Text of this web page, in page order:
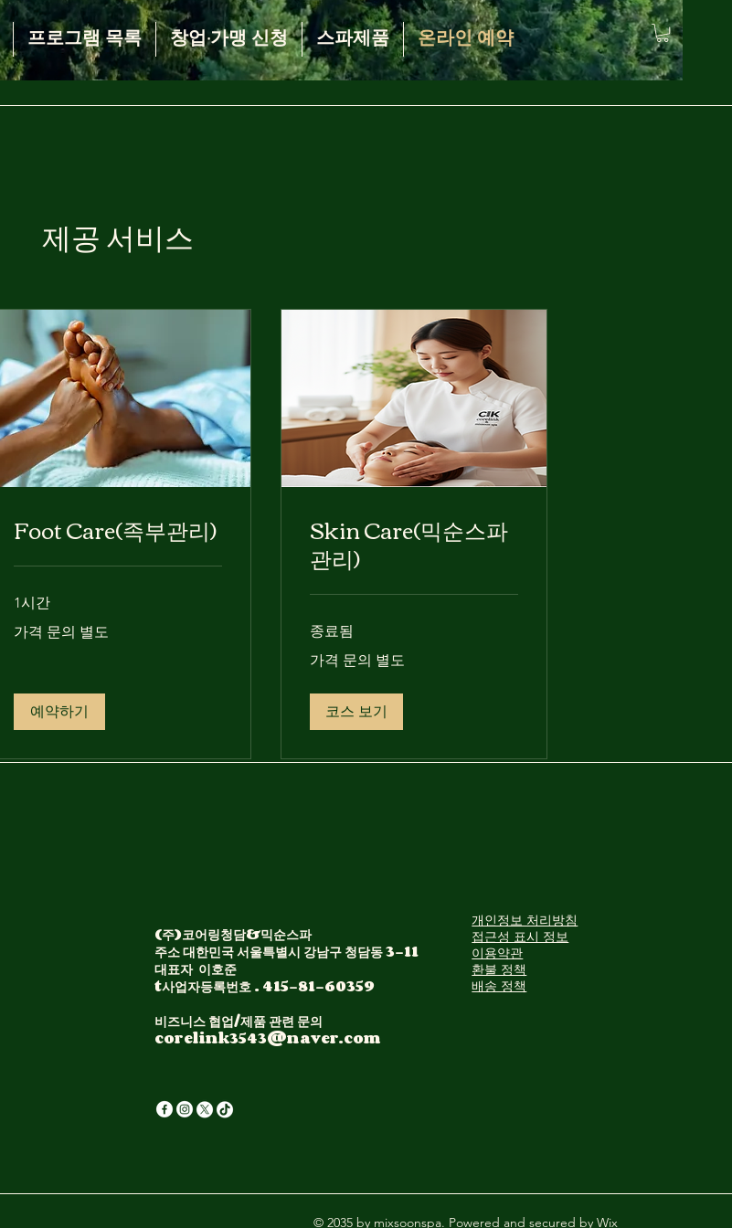
프로그램 목록 창업·가맹 신청 스파제품 온라인 예약
제공 서비스
Foot Care(족부관리)
1시간
격
가격 문의 별도
예약하기
Skin Care(믹순스파
관리)
종료됨
격
가격 문의 별도
코스 보기
(주)코어링청담&믹순스파
주소 대한민국 서울특별시 강남구 청담동 3-11
대표자 이호준​
t사업자등록번호 . 415-81-60359
비즈니스 협업/제품 관련 문의
corelink3543@naver.com
개인정보 처리방침
접근성 표시 정보
이용약관
환불 정책
배송 정책
© 2035 by mixsoonspa. Powered and secured by Wix